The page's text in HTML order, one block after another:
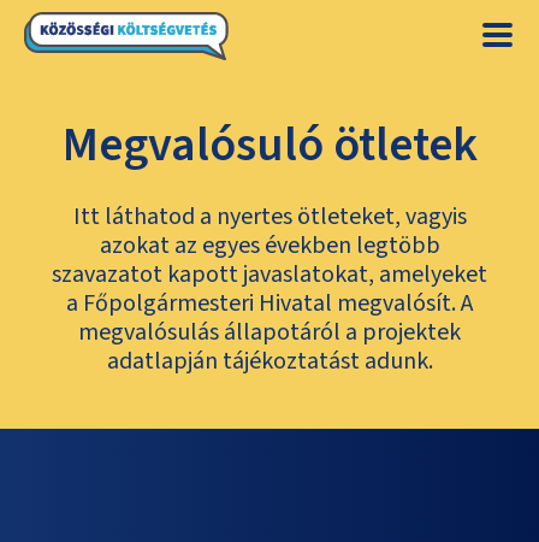
Megvalósuló ötletek
Itt láthatod a nyertes ötleteket, vagyis
azokat az egyes években legtöbb
szavazatot kapott javaslatokat, amelyeket
a Főpolgármesteri Hivatal megvalósít. A
megvalósulás állapotáról a projektek
adatlapján tájékoztatást adunk.